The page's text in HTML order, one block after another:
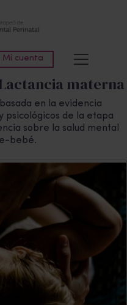
Mi cuenta
materna
en la evidencia
psicológicos de la etapa
sobre la salud mental
bebé.